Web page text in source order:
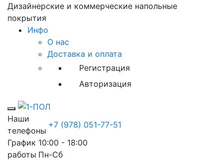
Дизайнерские и коммерческие напольные
покрытия
Инфо
О нас
Доставка и оплата
Регистрация
Авторизация
Toggle mobile menu
Наши
телефоны
+7 (978) 051-77-51
График
работы
10:00 - 18:00
Пн-Сб